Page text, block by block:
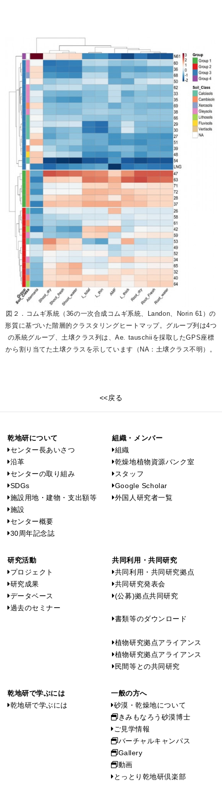
図２． コムギ系統（36の一次合成コムギ系統、Landon、Norin 61）の
形質に基づいた階層的クラスタリングヒートマップ。グループ列は4つ
の系統グループ、土壌クラス列は、Ae. tauschiiを採取したGPS座標
から割り当てた土壌クラスを示しています（NA：土壌クラス不明）。
<<戻る
乾地研について
センター長あいさつ
沿革
センターの取り組み
SDGs
施設用地・建物・支出額等
施設
センター概要
30周年記念誌
組織・メンバー
組織
乾燥地植物資源バンク室
スタッフ
Google Scholar
外国人研究者一覧
研究活動
プロジェクト
研究成果
データベース
過去のセミナー
共同利用・共同研究
共同利用・共同研究拠点
共同研究発表会
(公募)拠点共同研究
書類等のダウンロード
植物研究拠点アライアンス
植物研究拠点アライアンス
民間等との共同研究
乾地研で学ぶには
乾地研で学ぶには
一般の方へ
砂漠・乾燥地について
きみもなろう砂漠博士
ご見学情報
バーチャルキャンパス
Gallery
動画
とっとり乾地研倶楽部